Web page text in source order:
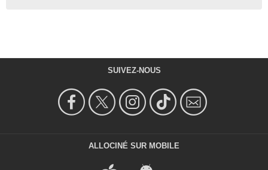
SUIVEZ-NOUS
ALLOCINÉ SUR MOBILE